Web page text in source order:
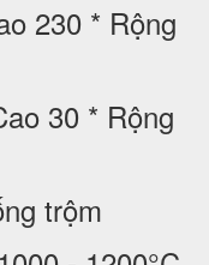
230 * Rộng
30 * Rộng
trộm